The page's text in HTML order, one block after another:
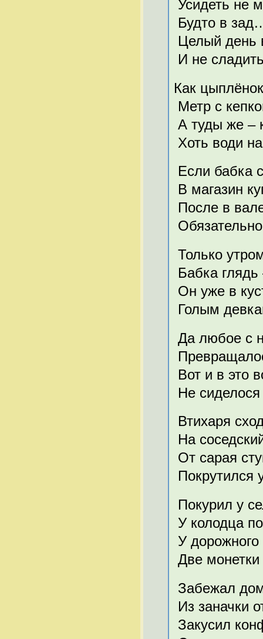
Усидеть не
Будто в
Целый день
И не
Как
Метр с
А туды же –
Хоть води
Если бабка
В магазин
После в
Только
Бабка
Он уже в
Голым
Да любое с
Вот и в это
Не
Втихаря
На
От сарая
Покрутился
Покурил у
У колодца
У дорожного
Две
Забежал
Из заначки
Закусил